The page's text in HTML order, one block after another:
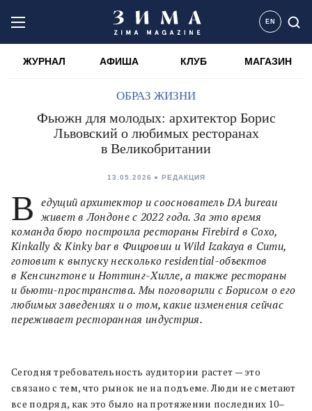
EN
ЖУРНАЛ АФИША КЛУБ МАГАЗИН
ОБРАЗ ЖИЗНИ
Фьюжн для молодых: архитектор Борис
Львовский о любимых ресторанах
в Великобритании
13.05.2026 РЕДАКЦИЯ
В
едущий архитектор и сооснователь DA bureau
живет в Лондоне с 2022 года. За это время
команда бюро построила рестораны Firebird в Сохо,
Kinkally & Kinky bar в Фицровии и Wild Izakaya в Сити,
готовит к выпуску несколько residential-объектов
в Кенсингтоне и Ноттинг-Хилле, а также рестораны
и бьюти-пространства. Мы поговорили с Борисом о его
любимых заведениях и о том, какие изменения сейчас
переживает ресторанная индустрия.
Сегодня требовательность аудитории растет — это
связано с тем, что рынок не на подъеме. Люди не сметают
все подряд, как это было на протяжении последних 10–